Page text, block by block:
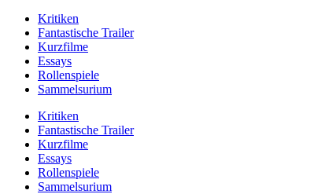
Kritiken
Fantastische Trailer
Kurzfilme
Essays
Rollenspiele
Sammelsurium
Kritiken
Fantastische Trailer
Kurzfilme
Essays
Rollenspiele
Sammelsurium